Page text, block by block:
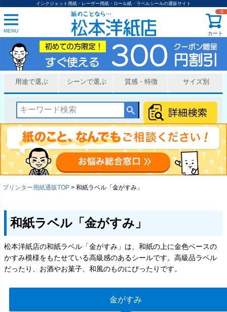
インクジェット用紙・レーザー用紙・ロール紙・ラベルシールの通販サイト
MENU カート
0
用途で選ぶ シーンで選ぶ 質感・特徴 サイズ別
プリンター用紙通販TOP 和紙ラベル「金がすみ」
和紙ラベル「金がすみ」
松本洋紙店の和紙ラベル「金がすみ」は、和紙の上に金色ベースの
かすみ模様をもたせている高級感のあるシールです。高級品ラベル
だったり、お酒やお菓子、和風のものにぴったりです。
金がすみ